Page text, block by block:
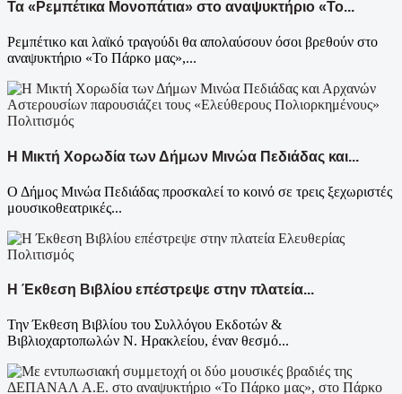
Τα «Ρεμπέτικα Μονοπάτια» στο αναψυκτήριο «Το...
Ρεμπέτικο και λαϊκό τραγούδι θα απολαύσουν όσοι βρεθούν στο
αναψυκτήριο «Το Πάρκο μας»,...
Πολιτισμός
Η Μικτή Χορωδία των Δήμων Μινώα Πεδιάδας και...
Ο Δήμος Μινώα Πεδιάδας προσκαλεί το κοινό σε τρεις ξεχωριστές
μουσικοθεατρικές...
Πολιτισμός
Η Έκθεση Βιβλίου επέστρεψε στην πλατεία...
Την Έκθεση Βιβλίου του Συλλόγου Εκδοτών &
Βιβλιοχαρτοπωλών Ν. Ηρακλείου, έναν θεσμό...